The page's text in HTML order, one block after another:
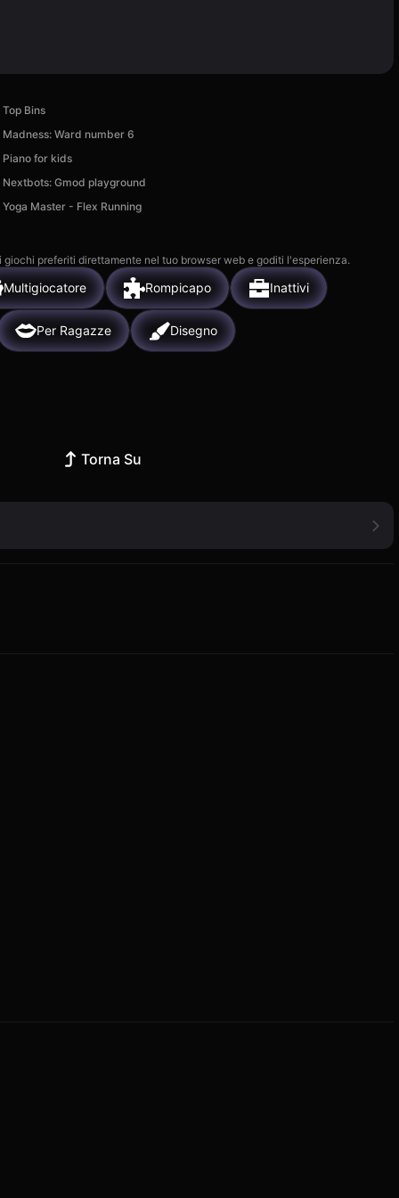
Top Bins
Madness: Ward number 6
Piano for kids
Nextbots: Gmod playground
Yoga Master - Flex Running
preferiti direttamente nel tuo browser web e goditi l'esperienza.
Multigiocatore Rompicapo Inattivi
Per Ragazze Disegno
Torna Su